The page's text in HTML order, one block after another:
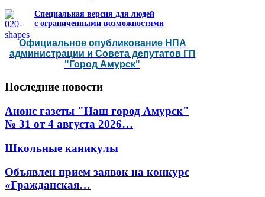
Специальная версия для людей
с ограниченными возможностями
Официальное опубликование НПА
администрации и Совета депутатов ГП
"Город Амурск"
Последние новости
Анонс газеты "Наш город Амурск"
№ 31 от 4 августа 2026…
Школьные каникулы
Объявлен прием заявок на конкурс
«Гражданская…